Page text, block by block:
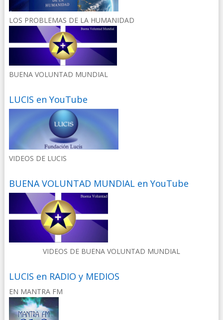
LOS PROBLEMAS DE LA HUMANIDAD
BUENA VOLUNTAD MUNDIAL
LUCIS en YouTube
VIDEOS DE LUCIS
BUENA VOLUNTAD MUNDIAL en YouTube
VIDEOS DE BUENA VOLUNTAD MUNDIAL
LUCIS en RADIO y MEDIOS
EN MANTRA FM